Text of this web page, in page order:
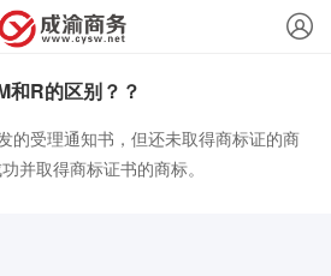
和R的区别？？
的受理通知书，但还未取得商标证的商
并取得商标证书的商标。